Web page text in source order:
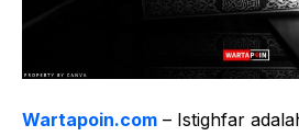
Wartapoin.com – Istighfar